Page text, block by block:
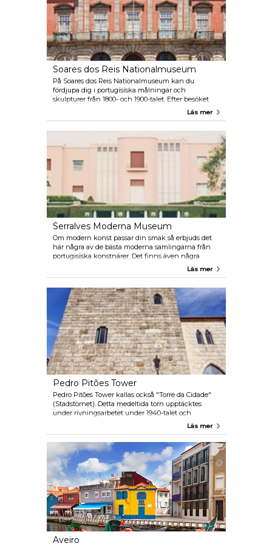
Soares dos Reis Nationalmuseum
På Soares dos Reis Nationalmuseum kan du
fördjupa dig i portugisiska målningar och
skulpturer från 1800- och 1900-talet. Efter besöket
kan du njuta av en kopp kaffe i kafeterian.Läs mer
Serralves Moderna Museum
Om modern konst passar din smak så erbjuds det
här några av de bästa moderna samlingarna från
portugisiska konstnärer. Det finns även några
bidrag från internationellt kända konstnärer som
Läs mer
Pedro Pitões Tower
Pedro Pitões Tower kallas också "Torre da Cidade"
(Stadstornet). Detta medeltida torn upptäcktes
under rivningsarbetet under 1940-talet och
rekonstruerades 15 meter från sin ursprungligaLäs mer
Aveiro